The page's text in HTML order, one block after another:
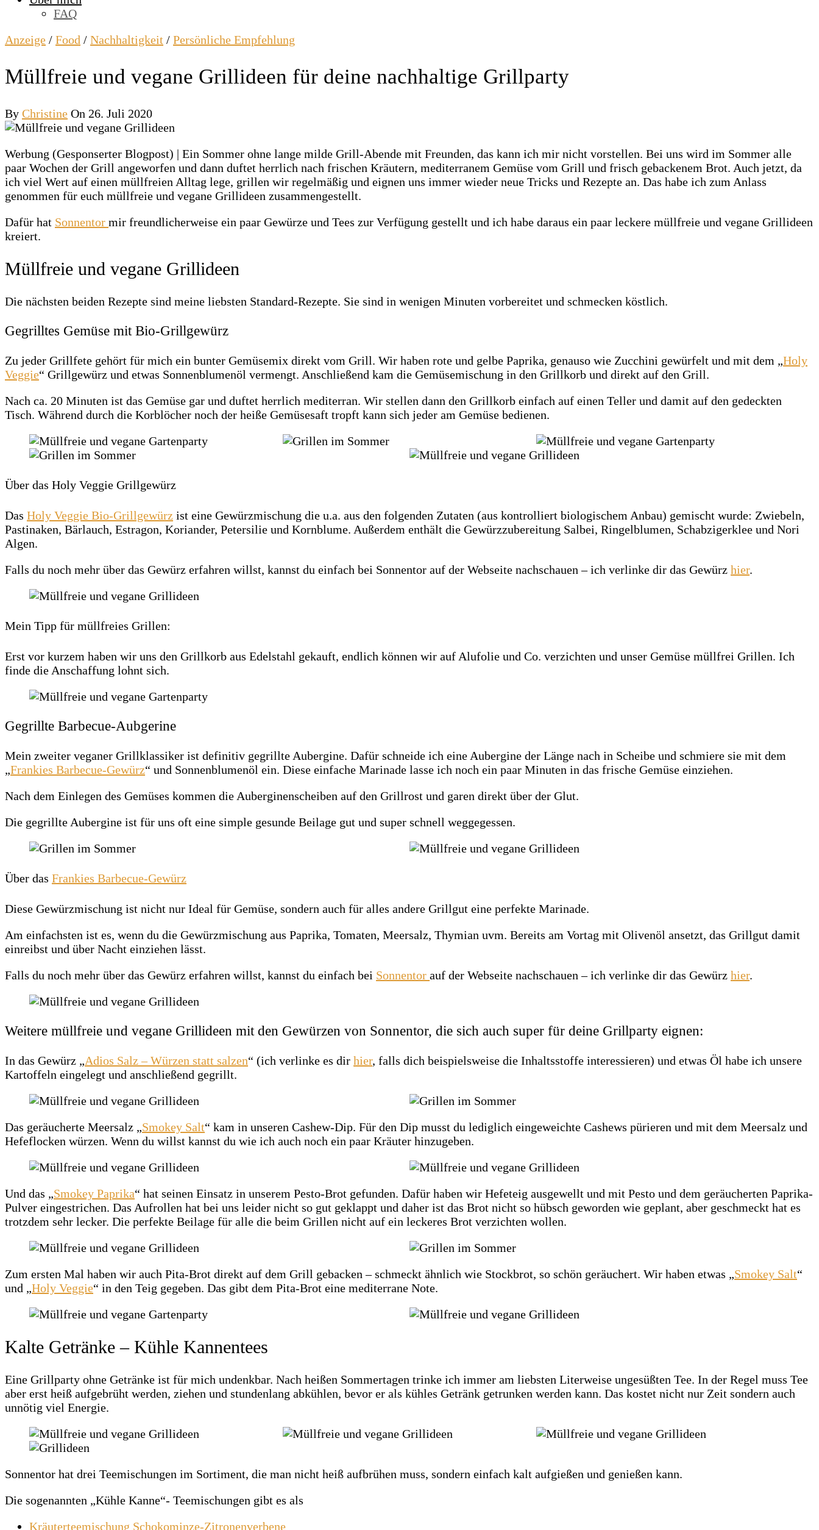
FAQ
Anzeige / Food / Nachhaltigkeit / Persönliche Empfehlung
Müllfreie und vegane Grillideen für deine nachhaltige Grillparty
By Christine On 26. Juli 2020
Werbung (Gesponserter Blogpost) | Ein Sommer ohne lange milde Grill-Abende mit Freunden, das kann ich mir nicht vorstellen. Bei uns wird im Sommer alle
paar Wochen der Grill angeworfen und dann duftet herrlich nach frischen Kräutern, mediterranem Gemüse vom Grill und frisch gebackenem Brot. Auch jetzt, da
ich viel Wert auf einen müllfreien Alltag lege, grillen wir regelmäßig und eignen uns immer wieder neue Tricks und Rezepte an. Das habe ich zum Anlass
genommen für euch müllfreie und vegane Grillideen zusammengestellt.
Dafür hat Sonnentor mir freundlicherweise ein paar Gewürze und Tees zur Verfügung gestellt und ich habe daraus ein paar leckere müllfreie und vegane Grillideen
kreiert.
Müllfreie und vegane Grillideen
Die nächsten beiden Rezepte sind meine liebsten Standard-Rezepte. Sie sind in wenigen Minuten vorbereitet und schmecken köstlich.
Gegrilltes Gemüse mit Bio-Grillgewürz
Zu jeder Grillfete gehört für mich ein bunter Gemüsemix direkt vom Grill. Wir haben rote und gelbe Paprika, genauso wie Zucchini gewürfelt und mit dem „Holy
Veggie“ Grillgewürz und etwas Sonnenblumenöl vermengt. Anschließend kam die Gemüsemischung in den Grillkorb und direkt auf den Grill.
Nach ca. 20 Minuten ist das Gemüse gar und duftet herrlich mediterran. Wir stellen dann den Grillkorb einfach auf einen Teller und damit auf den gedeckten
Tisch. Während durch die Korblöcher noch der heiße Gemüsesaft tropft kann sich jeder am Gemüse bedienen.
Über das Holy Veggie Grillgewürz
Das Holy Veggie Bio-Grillgewürz ist eine Gewürzmischung die u.a. aus den folgenden Zutaten (aus kontrolliert biologischem Anbau) gemischt wurde: Zwiebeln,
Pastinaken, Bärlauch, Estragon, Koriander, Petersilie und Kornblume. Außerdem enthält die Gewürzzubereitung Salbei, Ringelblumen, Schabzigerklee und Nori
Algen.
Falls du noch mehr über das Gewürz erfahren willst, kannst du einfach bei Sonnentor auf der Webseite nachschauen – ich verlinke dir das Gewürz hier.
Mein Tipp für müllfreies Grillen:
Erst vor kurzem haben wir uns den Grillkorb aus Edelstahl gekauft, endlich können wir auf Alufolie und Co. verzichten und unser Gemüse müllfrei Grillen. Ich
finde die Anschaffung lohnt sich.
Gegrillte Barbecue-Aubgerine
Mein zweiter veganer Grillklassiker ist definitiv gegrillte Aubergine. Dafür schneide ich eine Aubergine der Länge nach in Scheibe und schmiere sie mit dem
„Frankies Barbecue-Gewürz“ und Sonnenblumenöl ein. Diese einfache Marinade lasse ich noch ein paar Minuten in das frische Gemüse einziehen.
Nach dem Einlegen des Gemüses kommen die Auberginenscheiben auf den Grillrost und garen direkt über der Glut.
Die gegrillte Aubergine ist für uns oft eine simple gesunde Beilage gut und super schnell weggegessen.
Über das Frankies Barbecue-Gewürz
Diese Gewürzmischung ist nicht nur Ideal für Gemüse, sondern auch für alles andere Grillgut eine perfekte Marinade.
Am einfachsten ist es, wenn du die Gewürzmischung aus Paprika, Tomaten, Meersalz, Thymian uvm. Bereits am Vortag mit Olivenöl ansetzt, das Grillgut damit
einreibst und über Nacht einziehen lässt.
Falls du noch mehr über das Gewürz erfahren willst, kannst du einfach bei Sonnentor auf der Webseite nachschauen – ich verlinke dir das Gewürz hier.
Weitere müllfreie und vegane Grillideen mit den Gewürzen von Sonnentor, die sich auch super für deine Grillparty eignen:
In das Gewürz „Adios Salz – Würzen statt salzen“ (ich verlinke es dir hier, falls dich beispielsweise die Inhaltsstoffe interessieren) und etwas Öl habe ich unsere
Kartoffeln eingelegt und anschließend gegrillt.
Das geräucherte Meersalz „Smokey Salt“ kam in unseren Cashew-Dip. Für den Dip musst du lediglich eingeweichte Cashews pürieren und mit dem Meersalz und
Hefeflocken würzen. Wenn du willst kannst du wie ich auch noch ein paar Kräuter hinzugeben.
Und das „Smokey Paprika“ hat seinen Einsatz in unserem Pesto-Brot gefunden. Dafür haben wir Hefeteig ausgewellt und mit Pesto und dem geräucherten Paprika-
Pulver eingestrichen. Das Aufrollen hat bei uns leider nicht so gut geklappt und daher ist das Brot nicht so hübsch geworden wie geplant, aber geschmeckt hat es
trotzdem sehr lecker. Die perfekte Beilage für alle die beim Grillen nicht auf ein leckeres Brot verzichten wollen.
Zum ersten Mal haben wir auch Pita-Brot direkt auf dem Grill gebacken – schmeckt ähnlich wie Stockbrot, so schön geräuchert. Wir haben etwas „Smokey Salt“
und „Holy Veggie“ in den Teig gegeben. Das gibt dem Pita-Brot eine mediterrane Note.
Kalte Getränke – Kühle Kannentees
Eine Grillparty ohne Getränke ist für mich undenkbar. Nach heißen Sommertagen trinke ich immer am liebsten Literweise ungesüßten Tee. In der Regel muss Tee
aber erst heiß aufgebrüht werden, ziehen und stundenlang abkühlen, bevor er als kühles Getränk getrunken werden kann. Das kostet nicht nur Zeit sondern auch
unnötig viel Energie.
Sonnentor hat drei Teemischungen im Sortiment, die man nicht heiß aufbrühen muss, sondern einfach kalt aufgießen und genießen kann.
Die sogenannten „Kühle Kanne“- Teemischungen gibt es als
Kräuterteemischung Schokominze-Zitronenverbene